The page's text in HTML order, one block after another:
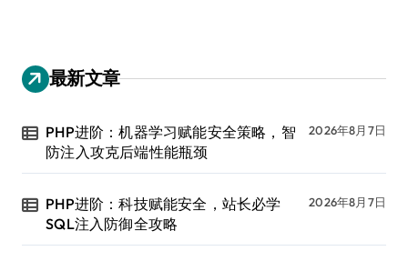
最新文章
PHP进阶：机器学习赋能安全策略，智
防注入攻克后端性能瓶颈
2026年8月7日
PHP进阶：科技赋能安全，站长必学
SQL注入防御全攻略
2026年8月7日